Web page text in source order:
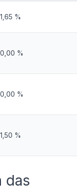
1,65 %
0,00 %
0,00 %
1,50 %
das